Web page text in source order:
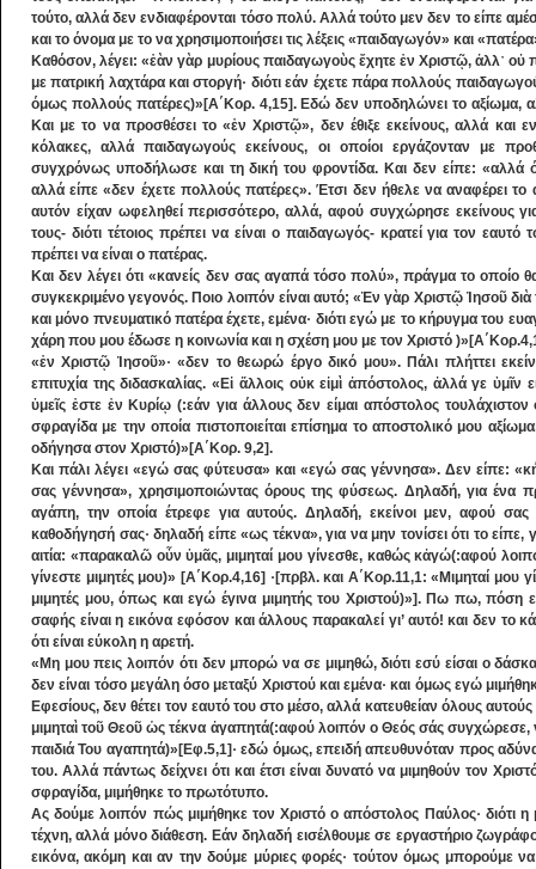
τούτο, αλλά δεν ενδιαφέρονται τόσο πολύ. Αλλά τούτο μεν δεν το είπε
και το όνομα με το να χρησιμοποιήσει τις λέξεις «παιδαγωγόν» και
Καθόσον, λέγει: «ἐὰν γὰρ μυρίους παιδαγωγοὺς ἔχητε ἐν Χριστῷ, ἀλλ᾿
με πατρική λαχτάρα και στοργή· διότι εάν έχετε πάρα πολλούς
όμως πολλούς πατέρες)»[Α΄Κορ. 4,15]. Εδώ δεν υποδηλώνει το αξίωμα,
Και με το να προσθέσει το «ἐν Χριστῷ», δεν έθιξε εκείνους, αλλά και
κόλακες, αλλά παιδαγωγούς εκείνους, οι οποίοι εργάζονταν με
συγχρόνως υποδήλωσε και τη δική του φροντίδα. Και δεν είπε: «αλλά
αλλά είπε «δεν έχετε πολλούς πατέρες». Έτσι δεν ήθελε να αναφέρει το
αυτόν είχαν ωφεληθεί περισσότερο, αλλά, αφού συγχώρησε εκείνους
τους- διότι τέτοιος πρέπει να είναι ο παιδαγωγός- κρατεί για τον εαυτό
πρέπει να είναι ο πατέρας.
Και δεν λέγει ότι «κανείς δεν σας αγαπά τόσο πολύ», πράγμα το οποίο
συγκεκριμένο γεγονός. Ποιο λοιπόν είναι αυτό; «Ἐν γὰρ Χριστῷ Ἰησοῦ
και μόνο πνευματικό πατέρα έχετε, εμένα· διότι εγώ με το κήρυγμα του
χάρη που μου έδωσε η κοινωνία και η σχέση μου με τον Χριστό
«ἐν Χριστῷ Ἰησοῦ»· «δεν το θεωρώ έργο δικό μου». Πάλι πλήττει
επιτυχία της διδασκαλίας. «Εἰ ἄλλοις οὐκ εἰμὶ ἀπόστολος, ἀλλά γε
ὑμεῖς ἐστε ἐν Κυρίῳ (:εάν για άλλους δεν είμαι απόστολος τουλάχιστον
σφραγίδα με την οποία πιστοποιείται επίσημα το αποστολικό μου
οδήγησα στον Χριστό)»[Α΄Κορ. 9,2].
Και πάλι λέγει «εγώ σας φύτευσα» και «εγώ σας γέννησα». Δεν είπε:
σας γέννησα», χρησιμοποιώντας όρους της φύσεως. Δηλαδή, για ένα
αγάπη, την οποία έτρεφε για αυτούς. Δηλαδή, εκείνοι μεν, αφού
καθοδήγησή σας· δηλαδή είπε «ως τέκνα», για να μην τονίσει ότι το είπε,
αιτία: «παρακαλῶ οὖν ὑμᾶς, μιμηταί μου γίνεσθε, καθώς κἀγώ(:αφού
γίνεστε μιμητές μου)» [Α΄Κορ.4,16] ·[πρβλ. και Α΄Κορ.11,1: «Μιμηταί μου
μιμητές μου, όπως και εγώ έγινα μιμητής του Χριστού)»]. Πω πω, πόση
σαφής είναι η εικόνα εφόσον και άλλους παρακαλεί γι’ αυτό! και δεν το
ότι είναι εύκολη η αρετή.
«Μη μου πεις λοιπόν ότι δεν μπορώ να σε μιμηθώ, διότι εσύ είσαι ο
δεν είναι τόσο μεγάλη όσο μεταξύ Χριστού και εμένα· και όμως εγώ
Εφεσίους, δεν θέτει τον εαυτό του στο μέσο, αλλά κατευθείαν όλους
μιμηταὶ τοῦ Θεοῦ ὡς τέκνα ἀγαπητά(:αφού λοιπόν ο Θεός σάς συγχώρεσε,
παιδιά Του αγαπητά)»[Εφ.5,1]· εδώ όμως, επειδή απευθυνόταν προς
του. Αλλά πάντως δείχνει ότι και έτσι είναι δυνατό να μιμηθούν τον
σφραγίδα, μιμήθηκε το πρωτότυπο.
Ας δούμε λοιπόν πώς μιμήθηκε τον Χριστό ο απόστολος Παύλος· διότι η
τέχνη, αλλά μόνο διάθεση. Εάν δηλαδή εισέλθουμε σε εργαστήριο
εικόνα, ακόμη και αν την δούμε μύριες φορές· τούτον όμως μπορούμε